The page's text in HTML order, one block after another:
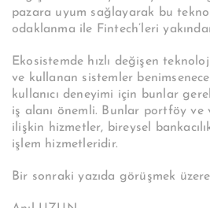
pazara uyum sağlayarak bu
odaklanma ile Fintech’leri
Ekosistemde hızlı değişen
ve kullanan sistemler
kullanıcı deneyimi için bunlar
iş alanı önemli. Bunlar portföy ve
ilişkin hizmetler, bireysel
işlem hizmetleridir.
Bir sonraki yazıda görüşmek